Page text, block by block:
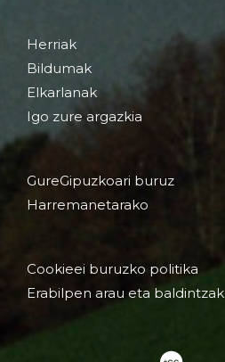
Herriak
Bildumak
Elkarlanak
Igo zure argazkia
GureGipuzkoari buruz
Harremanetarako
Cookieei buruzko politika
Erabilpen arau eta baldintzak